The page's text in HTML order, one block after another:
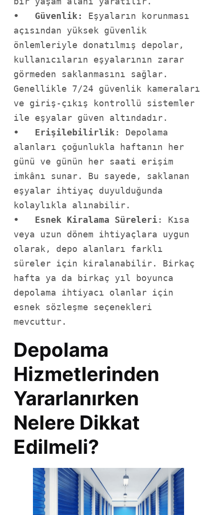
•   Güvenlik:
Eşyaların korunması
açısından yüksek güvenlik
önlemleriyle donatılmış depolar,
kullanıcıların eşyalarının zarar
görmeden saklanmasını sağlar.
Genellikle 7/24 güvenlik kameraları
ve giriş-çıkış kontrollü sistemler
•   Erişilebilirlik : Depolama
alanları çoğunlukla haftanın her
günü ve günün her saati erişim
imkânı sunar. Bu sayede, saklanan
eşyalar ihtiyaç duyulduğunda
•   Esnek Kiralama Süreleri: Kısa
veya uzun dönem ihtiyaçlara uygun
olarak, depo alanları farklı
süreler için kiralanabilir. Birkaç
hafta ya da birkaç yıl boyunca
depolama ihtiyacı olanlar için
esnek sözleşme seçenekleri
mevcuttur.
Depolama
Hizmetlerinden
Yararlanırken
Nelere Dikkat
Edilmeli?